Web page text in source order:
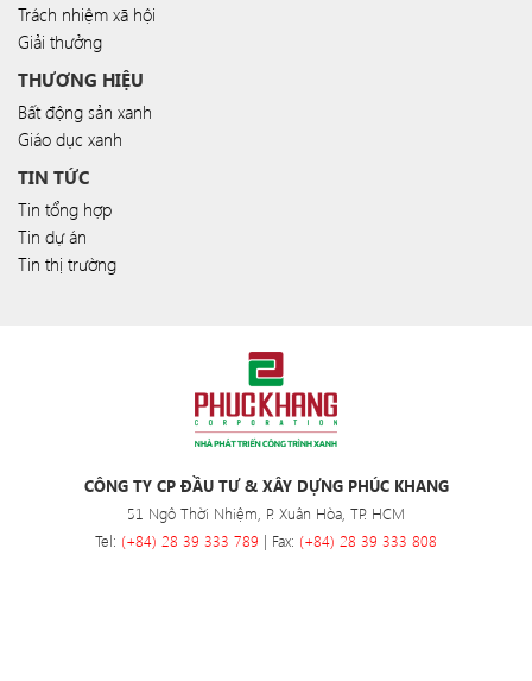
Trách nhiệm xã hội
Giải thưởng
THƯƠNG HIỆU
Bất động sản xanh
Giáo dục xanh
TIN TỨC
Tin tổng hợp
Tin dự án
Tin thị trường
CÔNG TY CP ĐẦU TƯ & XÂY DỰNG PHÚC KHANG
51 Ngô Thời Nhiệm, P. Xuân Hòa, TP. HCM
Tel: (+84) 28 39 333 789 | Fax: (+84) 28 39 333 808